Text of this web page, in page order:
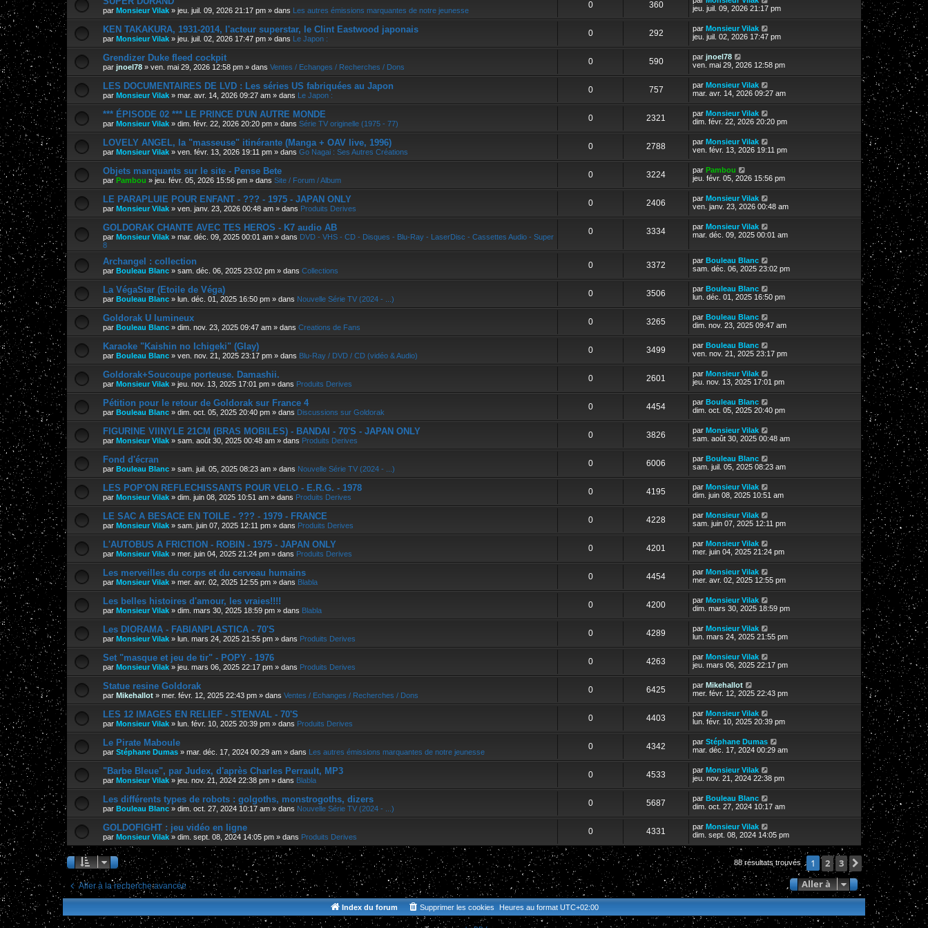
par Monsieur Vilak » jeu. juil. 09, 2026 21:17 pm » dans Les autres émissions marquantes de notre jeunesse
0 360
jeu. juil. 09, 2026 21:17 pm
KEN TAKAKURA, 1931-2014, l'acteur superstar, le Clint Eastwood japonais
par Monsieur Vilak » jeu. juil. 02, 2026 17:47 pm » dans Le Japon :
0 292 par Monsieur Vilak
jeu. juil. 02, 2026 17:47 pm
Grendizer Duke fleed cockpit
par jnoel78 » ven. mai 29, 2026 12:58 pm » dans Ventes / Echanges / Recherches / Dons
0 590 par jnoel78
ven. mai 29, 2026 12:58 pm
LES DOCUMENTAIRES DE LVD : Les séries US fabriquées au Japon
par Monsieur Vilak » mar. avr. 14, 2026 09:27 am » dans Le Japon :
0 757 par Monsieur Vilak
mar. avr. 14, 2026 09:27 am
*** ÉPISODE 02 *** LE PRINCE D'UN AUTRE MONDE
par Monsieur Vilak » dim. févr. 22, 2026 20:20 pm » dans Série TV originelle (1975 - 77)
0 2321 par Monsieur Vilak
dim. févr. 22, 2026 20:20 pm
LOVELY ANGEL, la "masseuse" itinérante (Manga + OAV live, 1996)
par Monsieur Vilak » ven. févr. 13, 2026 19:11 pm » dans Go Nagai : Ses Autres Créations
0 2788 par Monsieur Vilak
ven. févr. 13, 2026 19:11 pm
Objets manquants sur le site - Pense Bete
par Pambou » jeu. févr. 05, 2026 15:56 pm » dans Site / Forum / Album
0 3224 par Pambou
jeu. févr. 05, 2026 15:56 pm
LE PARAPLUIE POUR ENFANT - ??? - 1975 - JAPAN ONLY
par Monsieur Vilak » ven. janv. 23, 2026 00:48 am » dans Produits Derives
0 2406 par Monsieur Vilak
ven. janv. 23, 2026 00:48 am
GOLDORAK CHANTE AVEC TES HEROS - K7 audio AB
par Monsieur Vilak » mar. déc. 09, 2025 00:01 am » dans DVD - VHS - CD - Disques - Blu-Ray - LaserDisc - Cassettes Audio - Super
8
0 3334 par Monsieur Vilak
mar. déc. 09, 2025 00:01 am
Archangel : collection
par Bouleau Blanc » sam. déc. 06, 2025 23:02 pm » dans Collections
0 3372 par Bouleau Blanc
sam. déc. 06, 2025 23:02 pm
La VégaStar (Etoile de Véga)
par Bouleau Blanc » lun. déc. 01, 2025 16:50 pm » dans Nouvelle Série TV (2024 - ...)
0 3506 par Bouleau Blanc
lun. déc. 01, 2025 16:50 pm
Goldorak U lumineux
par Bouleau Blanc » dim. nov. 23, 2025 09:47 am » dans Creations de Fans
0 3265 par Bouleau Blanc
dim. nov. 23, 2025 09:47 am
Karaoke "Kaishin no Ichigeki" (Glay)
par Bouleau Blanc » ven. nov. 21, 2025 23:17 pm » dans Blu-Ray / DVD / CD (vidéo & Audio)
0 3499 par Bouleau Blanc
ven. nov. 21, 2025 23:17 pm
Goldorak+Soucoupe porteuse. Damashii.
par Monsieur Vilak » jeu. nov. 13, 2025 17:01 pm » dans Produits Derives
0 2601 par Monsieur Vilak
jeu. nov. 13, 2025 17:01 pm
Pétition pour le retour de Goldorak sur France 4
par Bouleau Blanc » dim. oct. 05, 2025 20:40 pm » dans Discussions sur Goldorak
0 4454 par Bouleau Blanc
dim. oct. 05, 2025 20:40 pm
FIGURINE VIINYLE 21CM (BRAS MOBILES) - BANDAI - 70'S - JAPAN ONLY
par Monsieur Vilak » sam. août 30, 2025 00:48 am » dans Produits Derives
0 3826 par Monsieur Vilak
sam. août 30, 2025 00:48 am
Fond d'écran
par Bouleau Blanc » sam. juil. 05, 2025 08:23 am » dans Nouvelle Série TV (2024 - ...)
0 6006 par Bouleau Blanc
sam. juil. 05, 2025 08:23 am
LES POP'ON REFLECHISSANTS POUR VELO - E.R.G. - 1978
par Monsieur Vilak » dim. juin 08, 2025 10:51 am » dans Produits Derives
0 4195 par Monsieur Vilak
dim. juin 08, 2025 10:51 am
LE SAC A BESACE EN TOILE - ??? - 1979 - FRANCE
par Monsieur Vilak » sam. juin 07, 2025 12:11 pm » dans Produits Derives
0 4228 par Monsieur Vilak
sam. juin 07, 2025 12:11 pm
L'AUTOBUS A FRICTION - ROBIN - 1975 - JAPAN ONLY
par Monsieur Vilak » mer. juin 04, 2025 21:24 pm » dans Produits Derives
0 4201 par Monsieur Vilak
mer. juin 04, 2025 21:24 pm
Les merveilles du corps et du cerveau humains
par Monsieur Vilak » mer. avr. 02, 2025 12:55 pm » dans Blabla
0 4454 par Monsieur Vilak
mer. avr. 02, 2025 12:55 pm
Les belles histoires d'amour, les vraies!!!!
par Monsieur Vilak » dim. mars 30, 2025 18:59 pm » dans Blabla
0 4200 par Monsieur Vilak
dim. mars 30, 2025 18:59 pm
Les DIORAMA - FABIANPLASTICA - 70'S
par Monsieur Vilak » lun. mars 24, 2025 21:55 pm » dans Produits Derives
0 4289 par Monsieur Vilak
lun. mars 24, 2025 21:55 pm
Set "masque et jeu de tir" - POPY - 1976
par Monsieur Vilak » jeu. mars 06, 2025 22:17 pm » dans Produits Derives
0 4263 par Monsieur Vilak
jeu. mars 06, 2025 22:17 pm
Statue resine Goldorak
par Mikehallot » mer. févr. 12, 2025 22:43 pm » dans Ventes / Echanges / Recherches / Dons
0 6425 par Mikehallot
mer. févr. 12, 2025 22:43 pm
LES 12 IMAGES EN RELIEF - STENVAL - 70'S
par Monsieur Vilak » lun. févr. 10, 2025 20:39 pm » dans Produits Derives
0 4403 par Monsieur Vilak
lun. févr. 10, 2025 20:39 pm
Le Pirate Maboule
par Stéphane Dumas » mar. déc. 17, 2024 00:29 am » dans Les autres émissions marquantes de notre jeunesse
0 4342 par Stéphane Dumas
mar. déc. 17, 2024 00:29 am
"Barbe Bleue", par Judex, d'après Charles Perrault, MP3
par Monsieur Vilak » jeu. nov. 21, 2024 22:38 pm » dans Blabla
0 4533 par Monsieur Vilak
jeu. nov. 21, 2024 22:38 pm
Les différents types de robots : golgoths, monstrogoths, dizers
par Bouleau Blanc » dim. oct. 27, 2024 10:17 am » dans Nouvelle Série TV (2024 - ...)
0 5687 par Bouleau Blanc
dim. oct. 27, 2024 10:17 am
GOLDOFIGHT : jeu vidéo en ligne
par Monsieur Vilak » dim. sept. 08, 2024 14:05 pm » dans Produits Derives
0 4331 par Monsieur Vilak
dim. sept. 08, 2024 14:05 pm
88 résultats trouvés 1 2 3 Suivante
Aller à la recherche avancée Aller à
Index du forum Heures au format UTC+02:00
Supprimer les cookies